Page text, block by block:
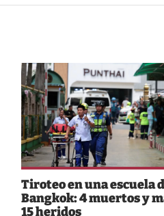
Tiroteo en una escuela
Bangkok: 4 muertos y
15 heridos